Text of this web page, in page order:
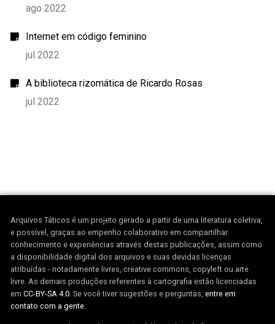
ago 2022
Internet em código feminino
jul 2022
A biblioteca rizomática de Ricardo Rosas
jul 2022
Arquivos Táticos é um projeto gerado a partir de uma literatura coletiva,
e possível, graças ao empenho colaborativo em compartilhar
conhecimento e experiências através destas publicações, assim como
a disponibilidade digital dos arquivos e suas devidas licenças
atribuídas - notadamente livres, creative commons, copyleft ou arte
livre. As demais produções referentes à cartografia estão licenciadas
emCC-BY-SA 4.0. Se você tiver sugestões e perguntas,entre em
contato com a gente.